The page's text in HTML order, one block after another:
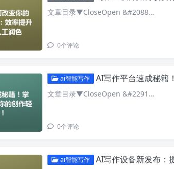
文章目录▼CloseOpen &#2088…
0个评论
ai智能写作 AI写作平台速成秘籍！
文章目录▼CloseOpen &#2291…
0个评论
ai智能写作 AI写作设备新发布：